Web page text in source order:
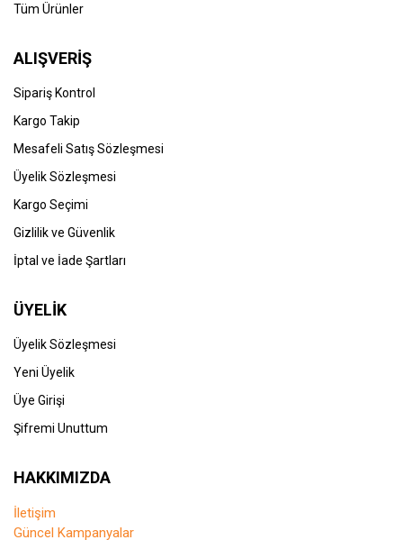
Tüm Ürünler
ALIŞVERİŞ
Sipariş Kontrol
Kargo Takip
Mesafeli Satış Sözleşmesi
Üyelik Sözleşmesi
Kargo Seçimi
Gizlilik ve Güvenlik
İptal ve İade Şartları
ÜYELİK
Üyelik Sözleşmesi
Yeni Üyelik
Üye Girişi
Şifremi Unuttum
HAKKIMIZDA
İletişim
Güncel Kampanyalar